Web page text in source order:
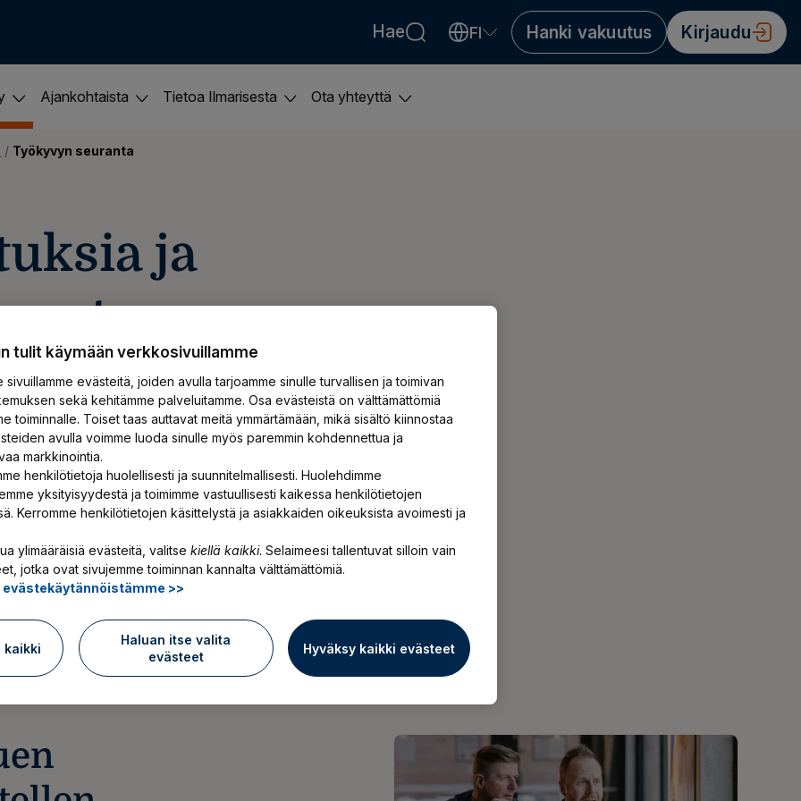
Hae FI
Valitse kieli Välj språk Choose language
Hanki vakuutus Kirjaudu
Ajankohtaista Tietoa Ilmarisesta Ota yhteyttä
/ Työkyvyn seuranta
ja
tuen
työntekijöittesi
on seurata niiden työkykyä
yhdessä sopineet. Työkyvyn
ovat tärkeä osa työkyvyn
tulit käymään verkkosivuillamme
sivuillamme evästeitä, joiden avulla tarjoamme sinulle turvallisen ja toimivan
sekä kehitämme palveluitamme. Osa evästeistä on välttämättömiä
toiminnalle. Toiset taas auttavat meitä ymmärtämään, mikä sisältö kiinnostaa
avulla voimme luoda sinulle myös paremmin kohdennettua ja
markkinointia.
henkilötietoja huolellisesti ja suunnitelmallisesti. Huolehdimme
yksityisyydestä ja toimimme vastuullisesti kaikessa henkilötietojen
Kerromme henkilötietojen käsittelystä ja asiakkaiden oikeuksista avoimesti ja
ylimääräisiä evästeitä, valitse kiellä kaikki. Selaimeesi tallentuvat silloin vain
jotka ovat sivujemme toiminnan kannalta välttämättömiä.
evästekäytännöistämme >>
kaikki
Haluan itse valita
evästeet
Hyväksy kaikki evästeet